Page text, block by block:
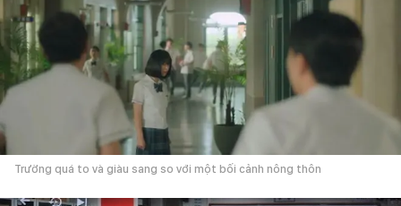
Trường quá to và giàu sang so với một bối cảnh nông thôn